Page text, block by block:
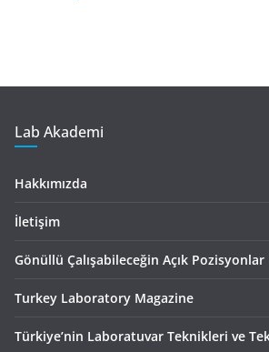
Lab Akademi
Hakkımızda
İletişim
Gönüllü Çalışabileceğin Açık Pozisyonlar
Turkey Laboratory Magazine
Türkiye’nin Laboratuvar Teknikleri ve